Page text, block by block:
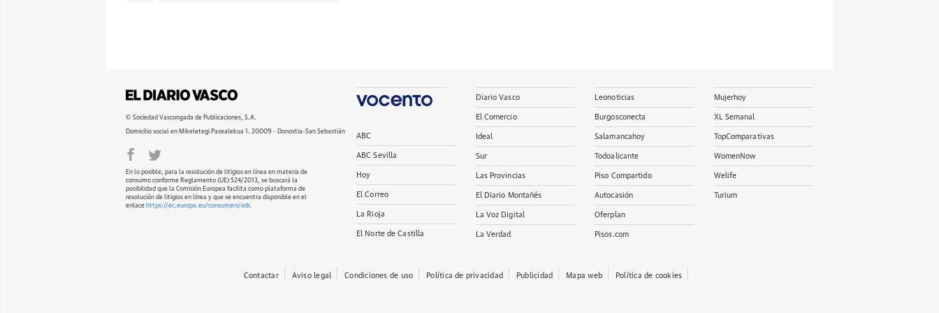
© Sociedad Vascongada de Publicaciones, S.A.
Domicilio social en Mikeletegi Pasealekua 1. 20009 - Donostia-San Sebastián
En lo posible, para la resolución de litigios en línea en materia de
consumo conforme Reglamento (UE) 524/2013, se buscará la
posibilidad que la Comisión Europea facilita como plataforma de
resolución de litigios en línea y que se encuentra disponible en el
enlace https://ec.europa.eu/consumers/odr.
ABC
ABC Sevilla
Hoy
El Correo
La Rioja
El Norte de Castilla
Diario Vasco
El Comercio
Ideal
Sur
Las Provincias
El Diario Montañés
La Voz Digital
La Verdad
Leonoticias
Burgosconecta
Salamancahoy
Todoalicante
Piso Compartido
Autocasión
Oferplan
Pisos.com
Mujerhoy
XL Semanal
TopComparativas
WomenNow
Welife
Turium
Contactar Aviso legal Condiciones de uso Política de privacidad Publicidad Mapa web Política de cookies